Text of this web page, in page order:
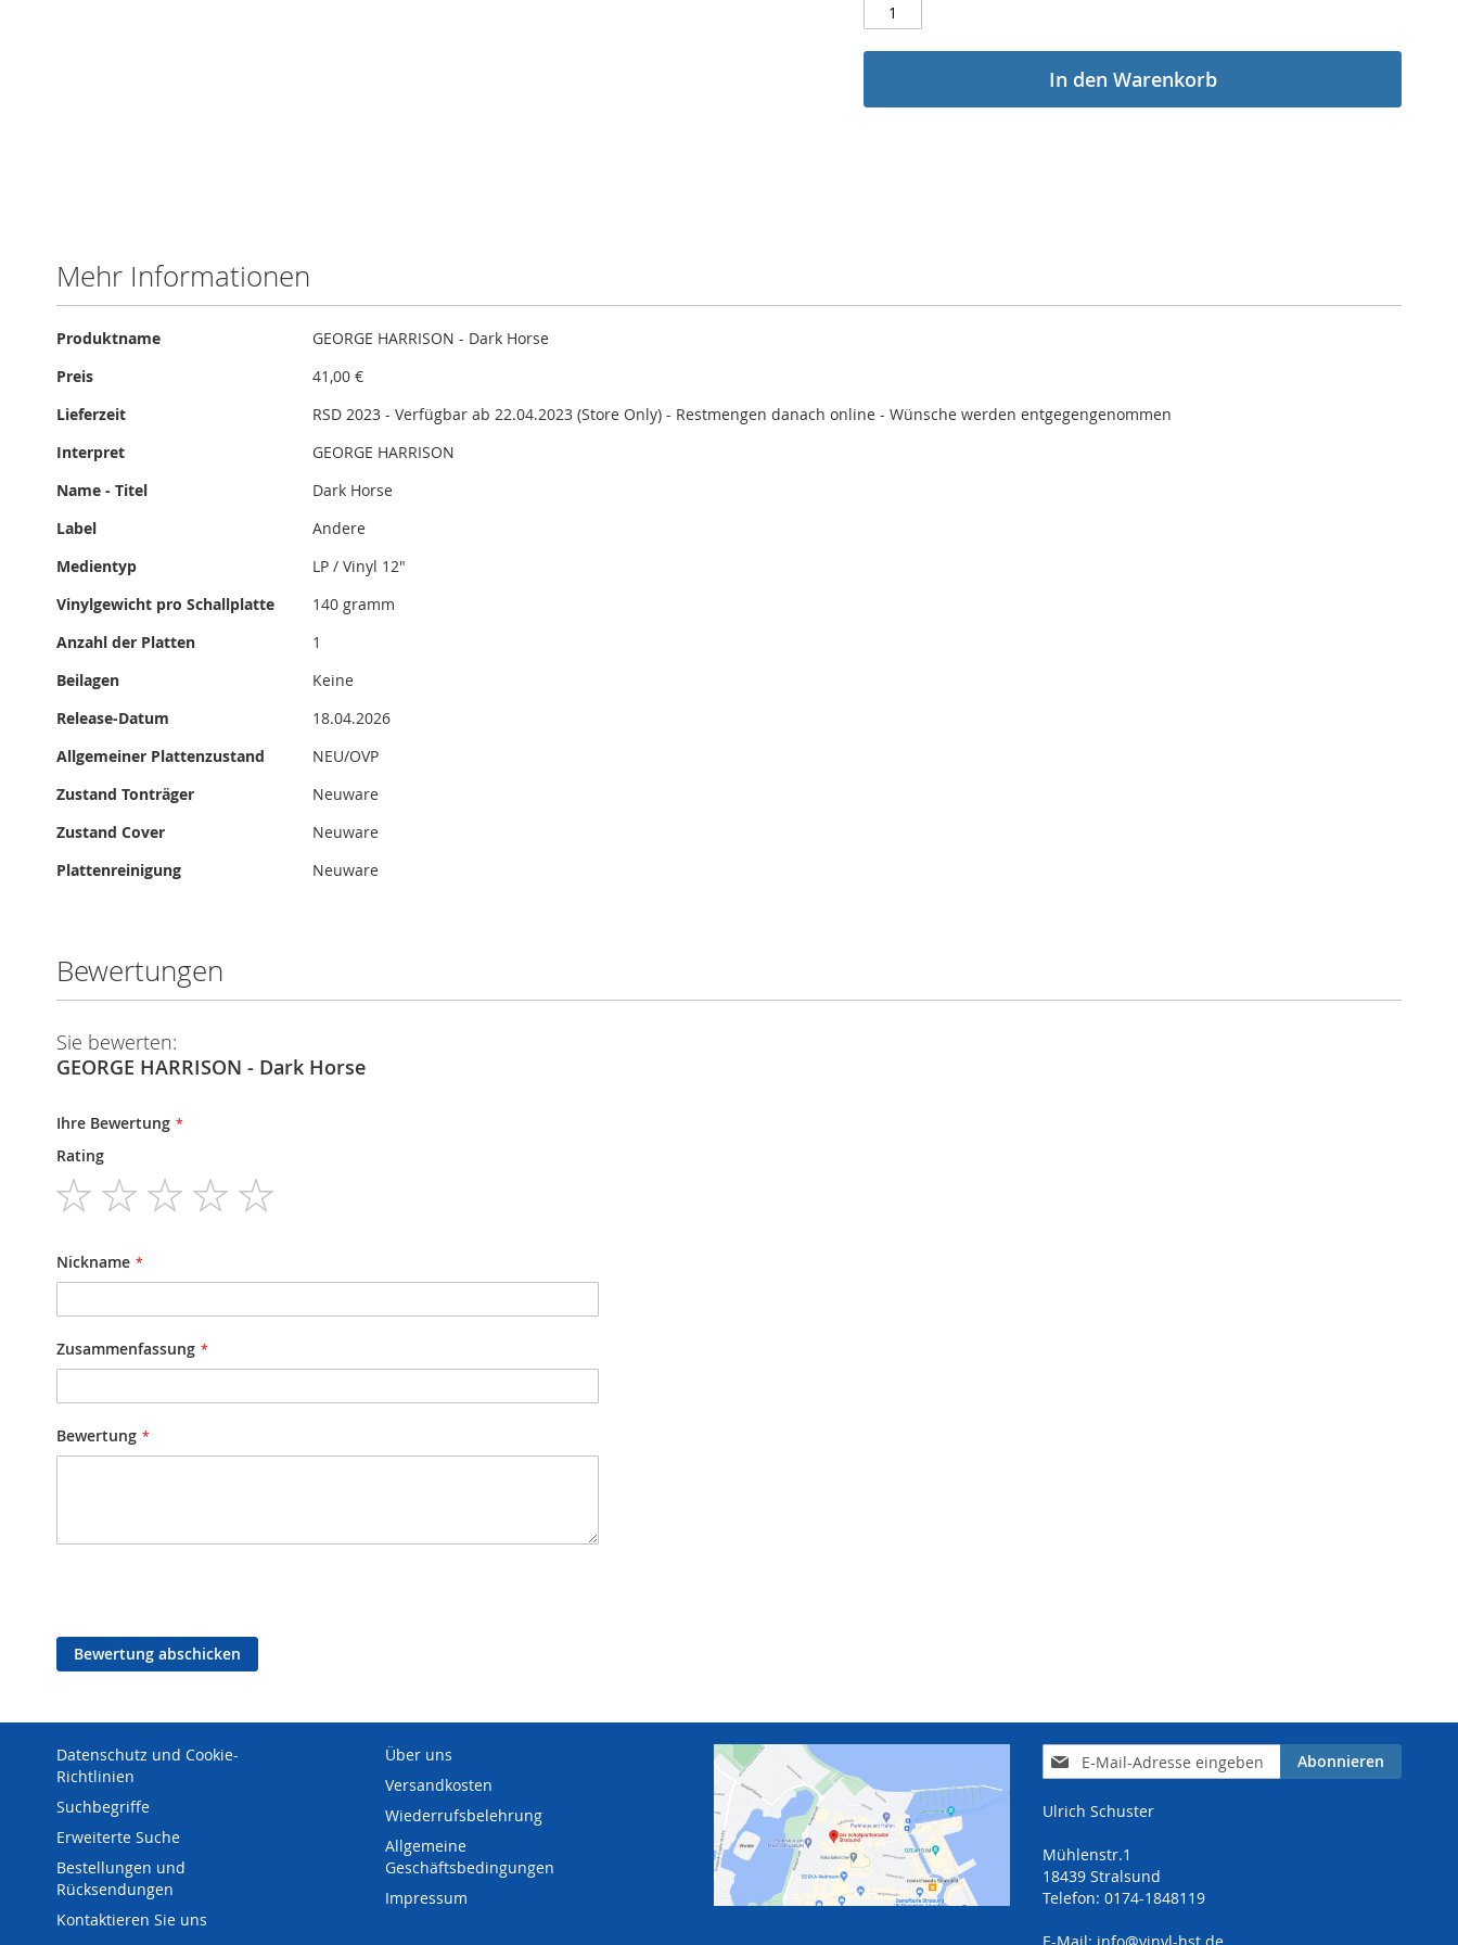
the
In den Warenkorb
Mehr Informationen
Mehr
Produktname
GEORGE HARRISON - Dark Horse
Preis
41,00 €
Lieferzeit
RSD 2023 - Verfügbar ab 22.04.2023 (Store Only) - Restmengen danach online - Wünsche werden entgegengenommen
Interpret
GEORGE HARRISON
Name - Titel
Dark Horse
Label
Andere
Medientyp
LP / Vinyl 12"
Vinylgewicht pro Schallplatte
140 gramm
Anzahl der Platten
1
Beilagen
Keine
Release-Datum
18.04.2026
Allgemeiner Plattenzustand
NEU/OVP
Zustand Tonträger
Neuware
Zustand Cover
Neuware
Plattenreinigung
Neuware
Bewertungen
Sie bewerten:
GEORGE HARRISON - Dark Horse
Ihre Bewertung
Rating
1
star
2
stars
3
stars
4
stars
Nickname
Zusammenfassung
Bewertung
Bewertung abschicken
Datenschutz und Cookie-
Richtlinien
Suchbegriffe
Erweiterte Suche
Bestellungen und
Rücksendungen
Kontaktieren Sie uns
Über uns
Versandkosten
Wiederrufsbelehrung
Allgemeine
Geschäftsbedingungen
Impressum
Anmeldung
zum
Abonnieren
Ulrich Schuster
Mühlenstr.1
18439 Stralsund
Telefon: 0174-1848119